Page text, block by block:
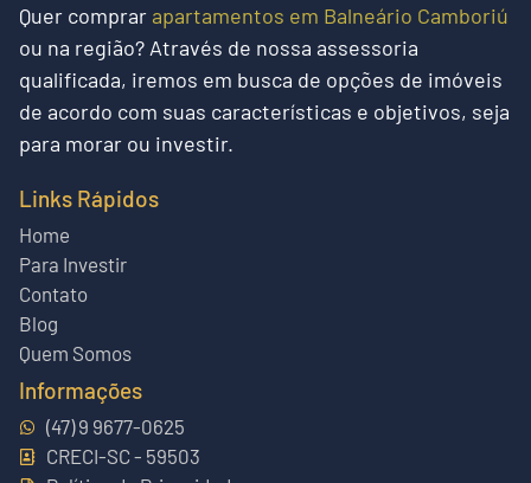
Quer comprar apartamentos em Balneário Camboriú
ou na região? Através de nossa assessoria
qualificada, iremos em busca de opções de imóveis
de acordo com suas características e objetivos, seja
para morar ou investir.
Links Rápidos
Home
Para Investir
Contato
Blog
Quem Somos
Informações
(47) 9 9677-0625
CRECI-SC - 59503